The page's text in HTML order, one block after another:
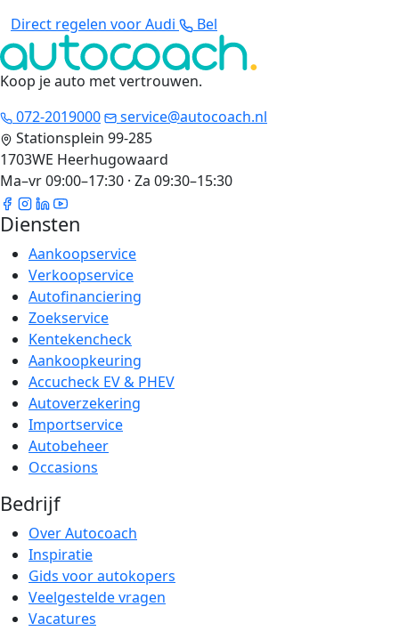
Direct regelen voor Audi
Bel
Koop je auto met vertrouwen.
072-2019000
service@autocoach.nl
Stationsplein 99-285
1703WE Heerhugowaard
Ma–vr 09:00–17:30 · Za 09:30–15:30
Diensten
Aankoopservice
Verkoopservice
Autofinanciering
Zoekservice
Kentekencheck
Aankoopkeuring
Accucheck EV & PHEV
Autoverzekering
Importservice
Autobeheer
Occasions
Bedrijf
Over Autocoach
Inspiratie
Gids voor autokopers
Veelgestelde vragen
Vacatures